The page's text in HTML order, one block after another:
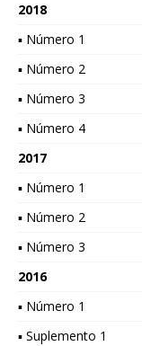
2018
▪ Número 1
▪ Número 2
▪ Número 3
▪ Número 4
2017
▪ Número 1
▪ Número 2
▪ Número 3
2016
▪ Número 1
▪ Suplemento 1